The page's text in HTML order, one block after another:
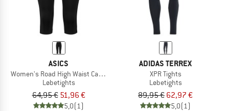
ASICS
Women's Road High Waist Capri Tight
Løbetights
64,95 € 51,96 €
5,0(1)
ADIDAS TERREX
XPR Tights
Løbetights
89,95 € 62,97 €
5,0(1)